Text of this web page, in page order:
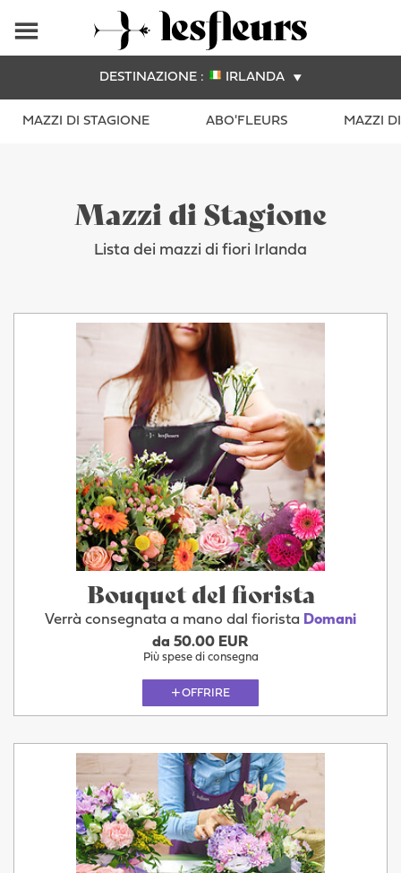
DESTINAZIONE : IRLANDA
MAZZI DI STAGIONE ABO'FLEURS MAZZI
Mazzi di Stagione
Lista dei mazzi di fiori Irlanda
Bouquet del fiorista
Verrà consegnata a mano dal fiorista Domani
da 50.00 EUR
Più spese di consegna
OFFRIRE